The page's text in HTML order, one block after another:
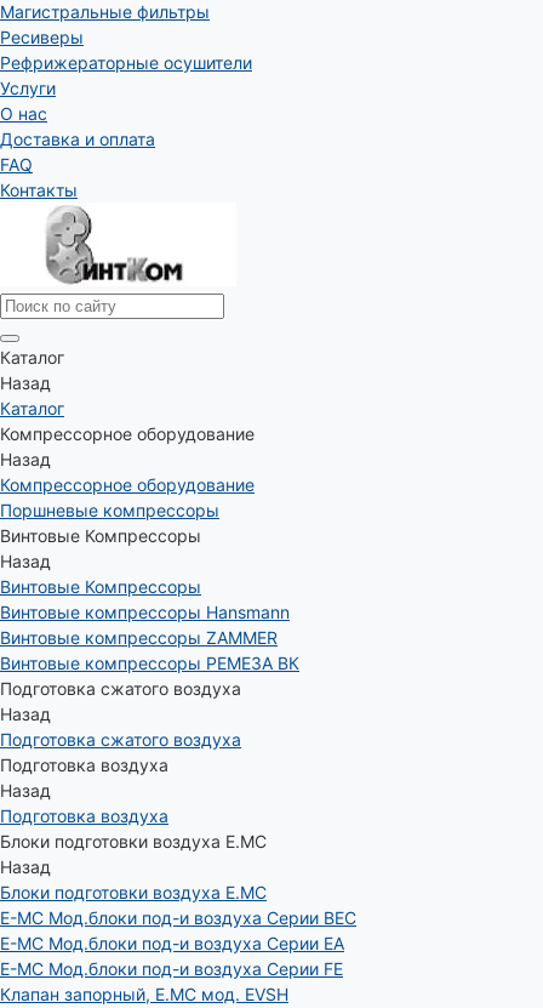
Магистральные фильтры
Ресиверы
Рефрижераторные осушители
Услуги
О нас
Доставка и оплата
FAQ
Контакты
Каталог
Назад
Каталог
Компрессорное оборудование
Назад
Компрессорное оборудование
Поршневые компрессоры
Винтовые Компрессоры
Назад
Винтовые Компрессоры
Винтовые компрессоры Hansmann
Винтовые компрессоры ZAMMER
Винтовые компрессоры РЕМЕЗА ВК
Подготовка сжатого воздуха
Назад
Подготовка сжатого воздуха
Подготовка воздуха
Назад
Подготовка воздуха
Блоки подготовки воздуха E.MC
Назад
Блоки подготовки воздуха E.MC
E-MC Мод.блоки под-и воздуха Серии BEC
E-MC Мод.блоки под-и воздуха Серии EA
E-MC Мод.блоки под-и воздуха Серии FE
Клапан запорный, E.MC мод. EVSH